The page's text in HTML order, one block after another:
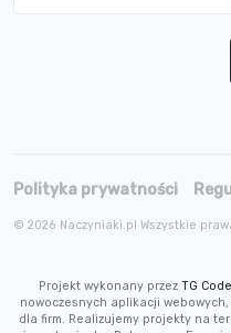
Polityka prywatności
© 2026 Naczyniaki.pl Wszystkie
Projekt wykonany przez TG
nowoczesnych aplikacji
dla firm. Realizujemy projekty na